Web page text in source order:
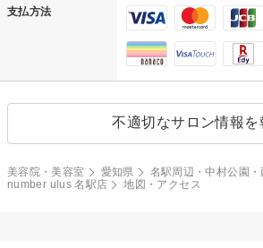
支払方法
不適切なサロン情報を
美容院・美容室 愛知県 名駅周辺・中村公園・
number ulus 名駅店
地図・アクセス